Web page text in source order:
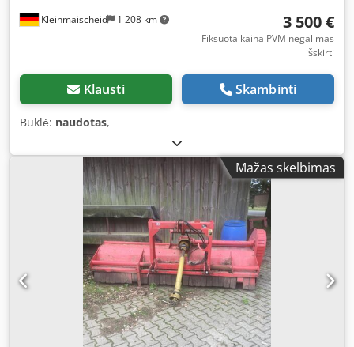
Kleinmaischeid 1 208 km 3 500 €
Fiksuota kaina PVM negalimas
išskirti
Klausti Skambinti
Būklė: naudotas,
Mažas skelbimas